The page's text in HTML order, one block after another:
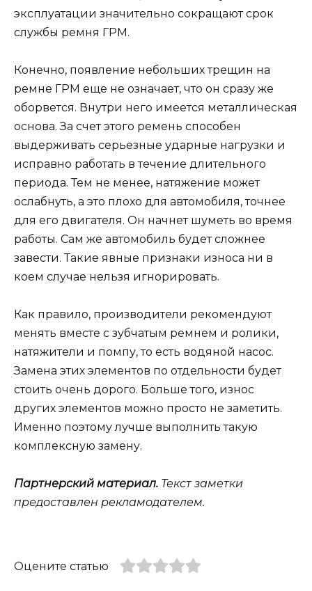
эксплуатации значительно сокращают срок
службы ремня ГРМ.
Конечно, появление небольших трещин на
ремне ГРМ еще не означает, что он сразу же
оборвется. Внутри него имеется металлическая
основа. За счет этого ремень способен
выдерживать серьезные ударные нагрузки и
исправно работать в течение длительного
периода. Тем не менее, натяжение может
ослабнуть, а это плохо для автомобиля, точнее
для его двигателя. Он начнет шуметь во время
работы. Сам же автомобиль будет сложнее
завести. Такие явные признаки износа ни в
коем случае нельзя игнорировать.
Как правило, производители рекомендуют
менять вместе с зубчатым ремнем и ролики,
натяжители и помпу, то есть водяной насос.
Замена этих элементов по отдельности будет
стоить очень дорого. Больше того, износ
других элементов можно просто не заметить.
Именно поэтому лучше выполнить такую
комплексную замену.
Партнерский материал. Текст заметки
предоставлен рекламодателем.
Оцените статью